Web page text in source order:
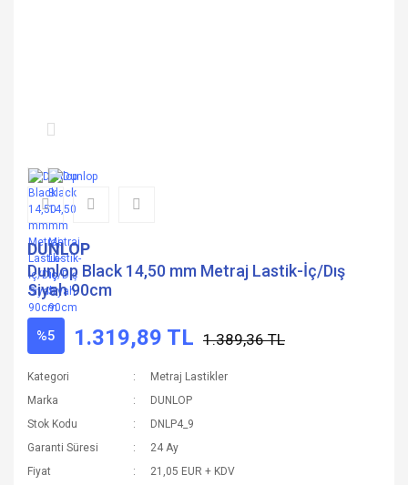
DUNLOP
Dunlop Black 14,50 mm Metraj Lastik-İç/Dış
Siyah 90cm
%5 1.319,89 TL 1.389,36 TL
Kategori
Metraj Lastikler
Marka
DUNLOP
Stok Kodu
DNLP4_9
Garanti Süresi
24 Ay
Fiyat
21,05 EUR + KDV